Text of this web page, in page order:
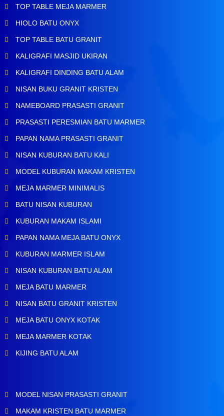
TOP TABLE MEJA MARMER
HIOLO BATU ONYX
TOP TABLE BATU GRANIT
KALIGRAFI MASJID UKIRAN
KALIGRAFI DINDING BATU ALAM
NISAN BUKU GRANIT KRISTEN
NAMEBOARD PRASASTI GRANIT
PRASASTI PERESMIAN BATU MARMER
PAPAN NAMA PRASASTI GRANIT
NISAN KUBURAN BATU KALI
MODEL KUBURAN MAKAM KRISTEN
MEJA MARMER MINIMALIS
BATU NISAN KUBURAN
KUBURAN MAKAM ISLAMI
PAPAN NAMA MEJA BATU ONYX
KUBURAN MARMER ISLAM
NISAN KUBURAN BATU ALAM
MEJA BATU MARMER
NISAN BATU GRANIT KRISTEN
MEJA BATU ONYX KOTAK
MEJA MARMER KOTAK
KIJING BATU ALAM
MODEL NISAN PRASASTI GRANIT
MAKAM KRISTEN BATU MARMER